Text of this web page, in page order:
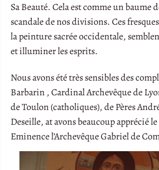
Sa Beauté. Cela est comme un baume
scandale de nos divisions. Ces
la peinture sacrée occidentale,
et illuminer les esprits.
Nous avons été très sensibles des
Barbarin , Cardinal Archevêque de
de Toulon (catholiques), de Pères
Deseille, at avons beaucoup apprécié le
Eminence l’Archevêque Gabriel de